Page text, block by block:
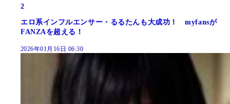
2
エロ系インフルエンサー・るるたんも大成功！ myfansが
FANZAを超える！
2026年01月16日 06:30